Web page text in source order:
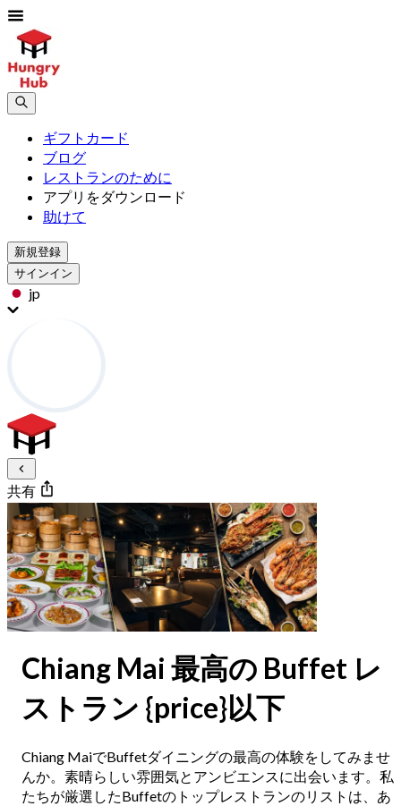
ギフトカード
ブログ
レストランのために
アプリをダウンロード
助けて
新規登録
サインイン
jp
共有
Chiang Mai 最高の Buffet レ
ストラン {price}以下
Chiang MaiでBuffetダイニングの最高の体験をしてみませ
んか。素晴らしい雰囲気とアンビエンスに出会います。私
たちが厳選したBuffetのトップレストランのリストは、あ